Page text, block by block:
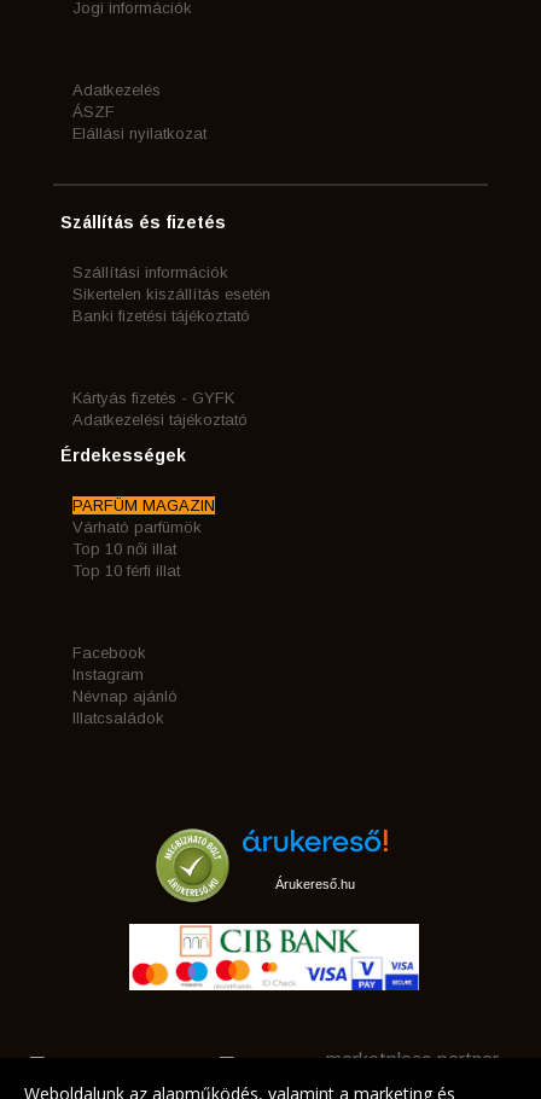
Jogi információk
Adatkezelés
ÁSZF
Elállási nyilatkozat
Szállítás és fizetés
Szállítási információk
Sikertelen kiszállítás esetén
Banki fizetési tájékoztató
Kártyás fizetés - GYFK
Adatkezelési tájékoztató
Érdekességek
PARFÜM MAGAZIN
Várható parfümök
Top 10 női illat
Top 10 férfi illat
Facebook
Instagram
Névnap ajánló
Illatcsaládok
Árukereső.hu
marketplace partner
Weboldalunk az alapműködés, valamint a marketing és